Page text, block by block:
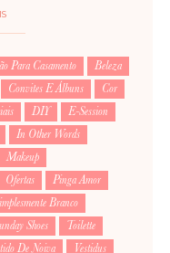
Para Casamento
Beleza
Convites E Álbuns
Cor
DIY
E-Session
In Other Words
Makeup
Ofertas
Pinga Amor
Branco
Shoes
Toilette
De Noiva
Vestidus